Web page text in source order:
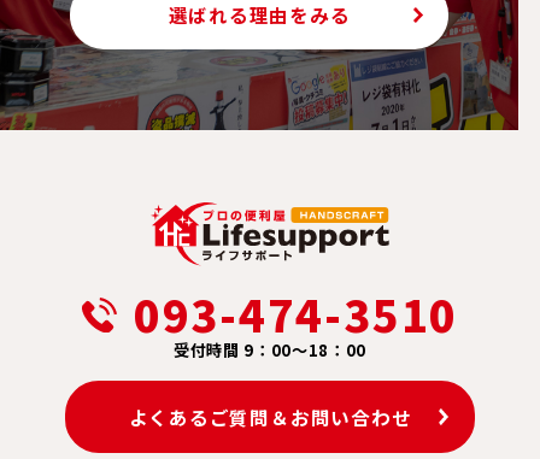
選ばれる理由をみる
093-474-3510
受付時間 9：00～18：00
よくあるご質問＆お問い合わせ